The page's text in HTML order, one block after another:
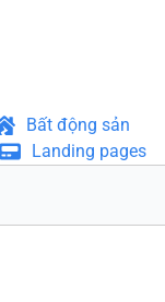
Bất động sản
Landing pages